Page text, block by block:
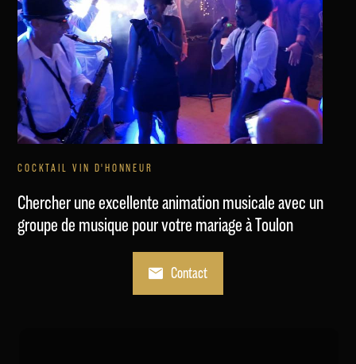
COCKTAIL VIN D'HONNEUR
Chercher une excellente animation musicale avec un
groupe de musique pour votre mariage à Toulon
Contact